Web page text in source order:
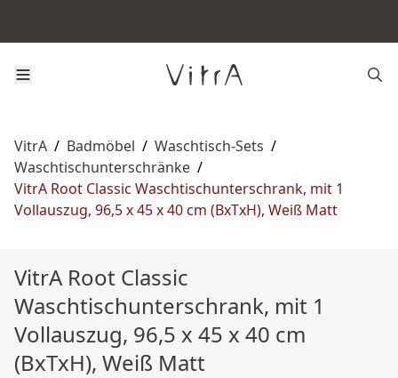
VitrA / Badmöbel / Waschtisch-Sets /
Waschtischunterschränke /
VitrA Root Classic Waschtischunterschrank, mit 1
Vollauszug, 96,5 x 45 x 40 cm (BxTxH), Weiß Matt
VitrA Root Classic
Waschtischunterschrank, mit 1
Vollauszug, 96,5 x 45 x 40 cm
(BxTxH), Weiß Matt